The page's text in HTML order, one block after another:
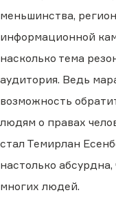
меньшинства,
информационной
насколько тема
аудитория. Ведь
возможность
людям о правах
стал Темирлан
настолько
многих людей.